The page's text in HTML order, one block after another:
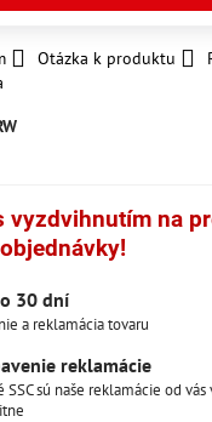
Otázka k produktu
vyzdvihnutím na
30 dní
a reklamácia tovaru
reklamácie
sú naše reklamácie od vás